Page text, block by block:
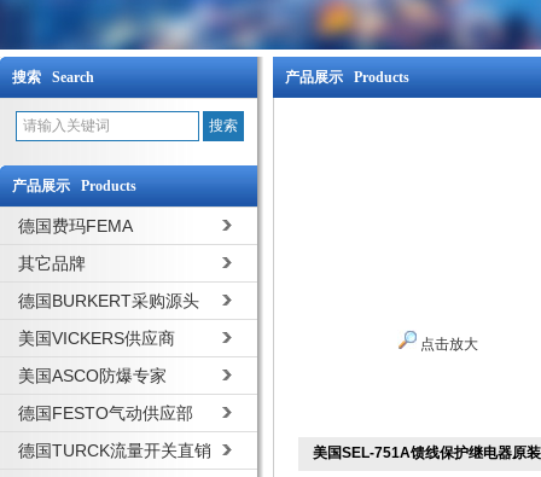
搜索 Search
产品展示 Products
德国费玛FEMA
其它品牌
德国BURKERT采购源头
美国VICKERS供应商
美国ASCO防爆专家
德国FESTO气动供应部
德国TURCK流量开关直销
产品展示 Products
点击放大
美国SEL-751A馈线保护继电器原